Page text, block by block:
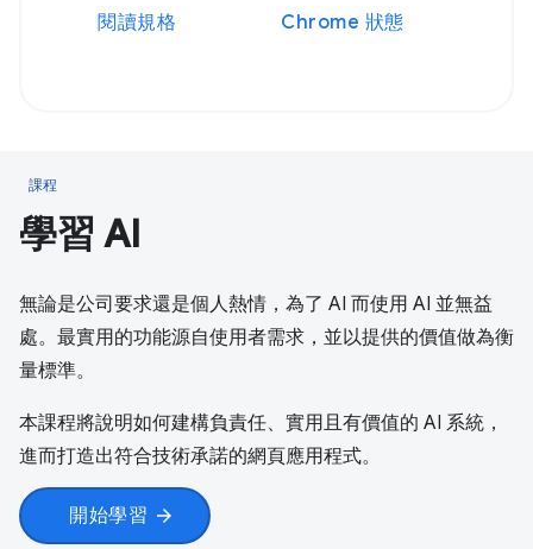
閱讀規格 Chrome 狀態
課程
學習 AI
無論是公司要求還是個人熱情，為了 AI 而使用 AI 並無益
處。最實用的功能源自使用者需求，並以提供的價值做為衡
量標準。
本課程將說明如何建構負責任、實用且有價值的 AI 系統，
進而打造出符合技術承諾的網頁應用程式。
開始學習 arrow_forward